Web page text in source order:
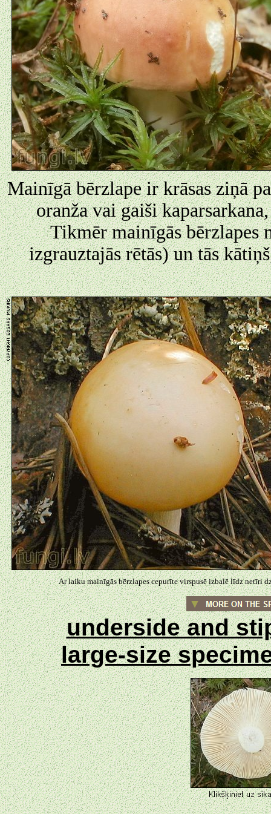
Mainīgā bērzlape ir krāsas ziņā
oranža vai gaiši
Tikmēr mainīgās bērzlapes
izgrauztajās rētās) un tās
Ar laiku mainīgās bērzlapes cepurīte virspusē izbalē līdz netīri
underside and
large-size